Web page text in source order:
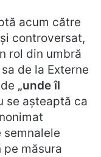
acum către
controversat,
rol din umbră
de la Externe
„unde îl
se așteaptă ca
pe măsura